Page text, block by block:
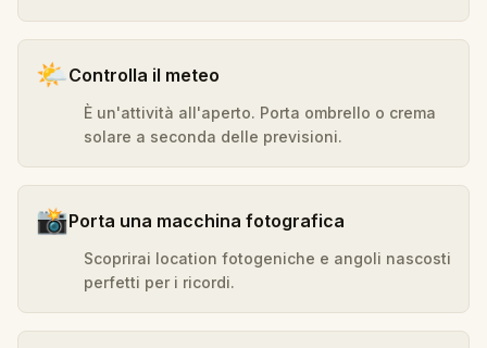
🌤️Controlla il meteo
È un'attività all'aperto. Porta ombrello o crema
solare a seconda delle previsioni.
📸Porta una macchina fotografica
Scoprirai location fotogeniche e angoli nascosti
perfetti per i ricordi.